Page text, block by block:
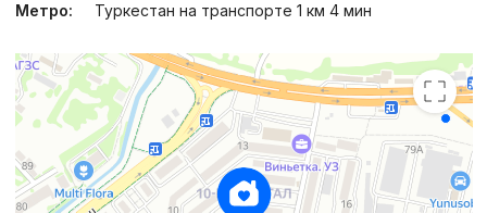
Метро:
Туркестан на транспорте 1 км 4 мин